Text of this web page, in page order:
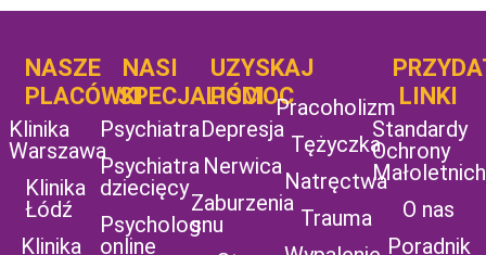
NASZE
PLACÓWKI
Klinika
Warszawa
Klinika
Łódź
Klinika
NASI
SPECJALIŚCI
Psychiatra
Psychiatra
dziecięcy
Psycholog
online
UZYSKAJ
POMOC
Depresja
Nerwica
Zaburzenia
snu
UZYSKAJ
POMOC
Pracoholizm
Tężyczka
Natręctwa
Trauma
LINKI
Standardy
Ochrony
Małoletnich
O nas
Poradnik